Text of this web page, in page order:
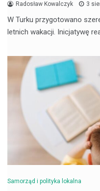
Radosław Kowalczyk 3
W Turku przygotowano
letnich wakacji. Inicjatywę
Samorząd i polityka lokalna